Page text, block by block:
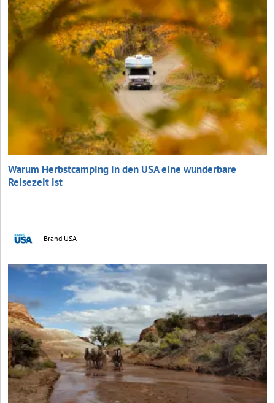
Warum Herbstcamping in den USA eine wunderbare
Reisezeit ist
Brand USA